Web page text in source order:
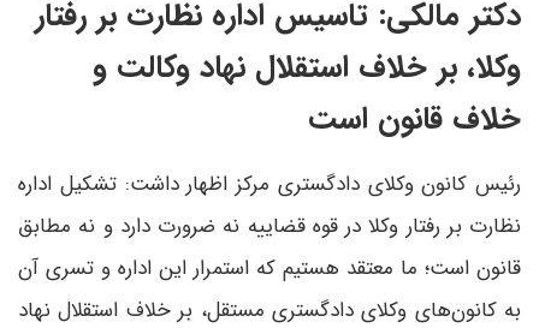
دکتر مالکی: تاسیس اداره نظارت بر رفتار
وکلا، بر خلاف استقلال نهاد وکالت و
خلاف قانون است
رئیس کانون وکلای دادگستری مرکز اظهار داشت: تشکیل اداره
نظارت بر رفتار وکلا در قوه قضاییه نه ضرورت دارد و ‌نه مطابق
قانون است؛ ما معتقد هستیم که استمرار این اداره و تسری آن
به کانون‌های وکلای دادگستری مستقل، بر خلاف استقلال نهاد